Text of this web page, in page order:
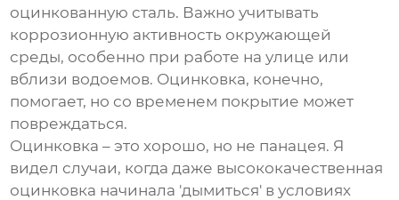
оцинкованную сталь. Важно учитывать
коррозионную активность окружающей
среды, особенно при работе на улице или
вблизи водоемов. Оцинковка, конечно,
помогает, но со временем покрытие может
повреждаться.
Оцинковка – это хорошо, но не панацея. Я
видел случаи, когда даже высококачественная
оцинковка начинала 'дымиться' в условиях